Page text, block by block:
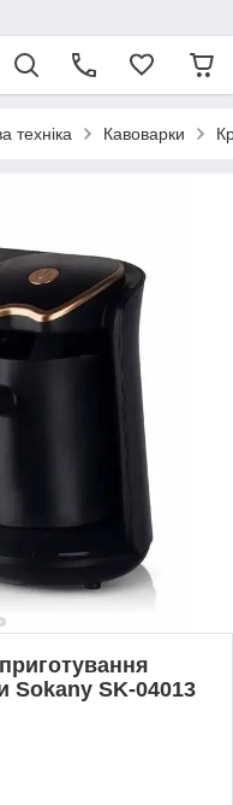
техніка Кавоварки
Sokany SK-04013